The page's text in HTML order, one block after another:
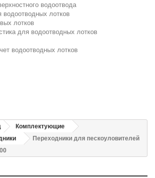
водоотвода
водоотводных лотков
лотков
для водоотводных лотков
водоотводных лотков
Комплектующие
Переходники для пескоуловителей